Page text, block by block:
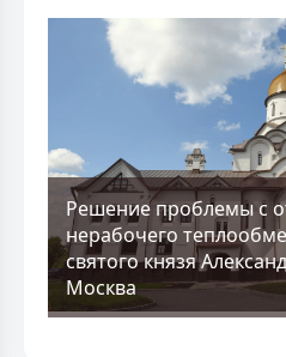
Решение проблемы с
нерабочего
святого князя
Москва